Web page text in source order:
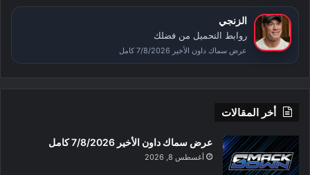
الزنجي
روابط التحميل من فضلك
عرض سماك داون الأخير 7/8/2026 كامل
أخر المقالات
عرض سماك داون الأخير 7/8/2026 كامل
أغسطس 8, 2026